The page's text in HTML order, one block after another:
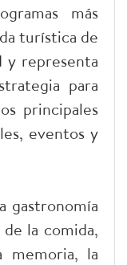
más
turística de
y representa
para
principales
eventos y
gastronomía
la comida,
memoria, la